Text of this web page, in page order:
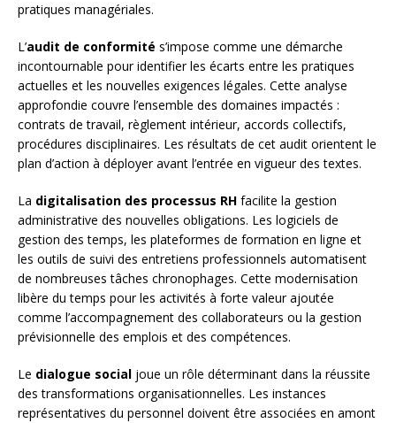
pratiques managériales.
L’audit de conformité s’impose comme une démarche
incontournable pour identifier les écarts entre les pratiques
actuelles et les nouvelles exigences légales. Cette analyse
approfondie couvre l’ensemble des domaines impactés :
contrats de travail, règlement intérieur, accords collectifs,
procédures disciplinaires. Les résultats de cet audit orientent le
plan d’action à déployer avant l’entrée en vigueur des textes.
La digitalisation des processus RH facilite la gestion
administrative des nouvelles obligations. Les logiciels de
gestion des temps, les plateformes de formation en ligne et
les outils de suivi des entretiens professionnels automatisent
de nombreuses tâches chronophages. Cette modernisation
libère du temps pour les activités à forte valeur ajoutée
comme l’accompagnement des collaborateurs ou la gestion
prévisionnelle des emplois et des compétences.
Le dialogue social joue un rôle déterminant dans la réussite
des transformations organisationnelles. Les instances
représentatives du personnel doivent être associées en amont